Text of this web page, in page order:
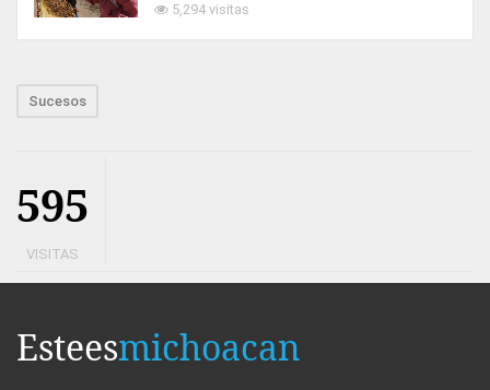
5,294 visitas
Sucesos
595
VISITAS
Esteesmichoacan